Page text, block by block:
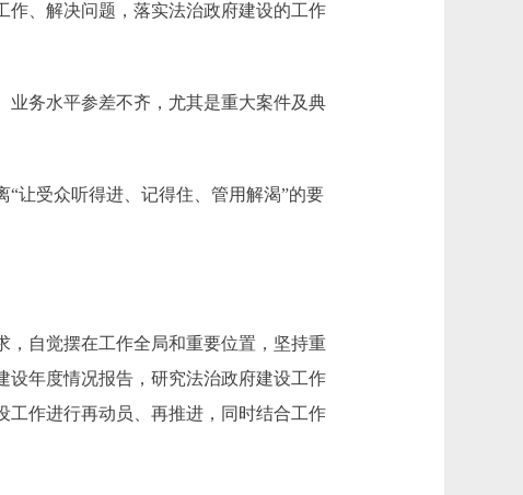
、解决问题，落实法治政府建设的工作
务水平参差不齐，尤其是重大案件及典
受众听得进、记得住、管用解渴”的要
自觉摆在工作全局和重要位置，坚持重
设年度情况报告，研究法治政府建设工作
工作进行再动员、再推进，同时结合工作